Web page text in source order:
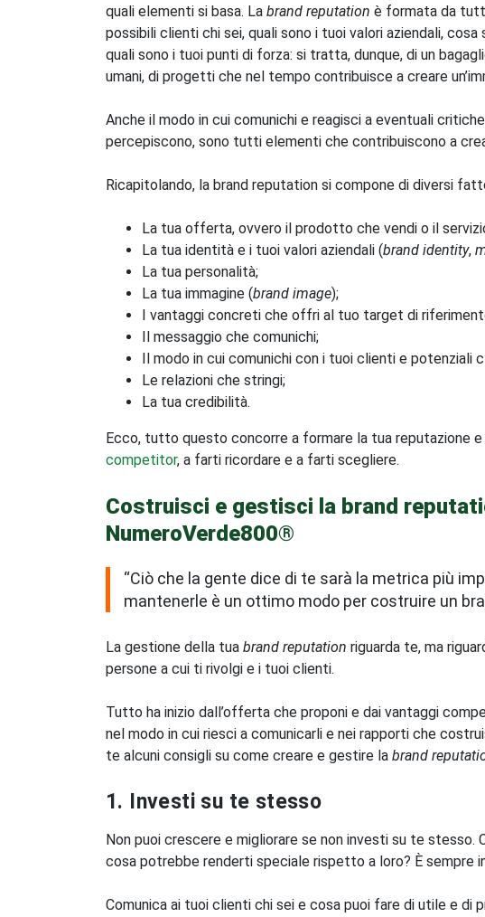
quali elementi si basa. La brand reputation è formata da
possibili clienti chi sei, quali sono i tuoi valori aziendali,
quali sono i tuoi punti di forza: si tratta, dunque, di un
umani, di progetti che nel tempo contribuisce a creare
Anche il modo in cui comunichi e reagisci a eventuali
percepiscono, sono tutti elementi che contribuiscono a
Ricapitolando, la brand reputation si compone di diversi
La tua offerta, ovvero il prodotto che vendi o il
La tua identità e i tuoi valori aziendali (brand identity,
La tua personalità;
La tua immagine (brand image);
I vantaggi concreti che offri al tuo target di
Il messaggio che comunichi;
Il modo in cui comunichi con i tuoi clienti e potenziali
Le relazioni che stringi;
La tua credibilità.
Ecco, tutto questo concorre a formare la tua reputazione e
competitor, a farti ricordare e a farti scegliere.
Costruisci e gestisci la brand
NumeroVerde800®
“Ciò che la gente dice di te sarà la metrica più
mantenerle è un ottimo modo per costruire un
La gestione della tua brand reputation riguarda te, ma
persone a cui ti rivolgi e i tuoi clienti.
Tutto ha inizio dall’offerta che proponi e dai vantaggi
nel modo in cui riesci a comunicarli e nei rapporti che
te alcuni consigli su come creare e gestire la brand
1. Investi su te stesso
Non puoi crescere e migliorare se non investi su te
cosa potrebbe renderti speciale rispetto a loro? È sempre
Comunica ai tuoi clienti chi sei e cosa puoi fare di utile e di